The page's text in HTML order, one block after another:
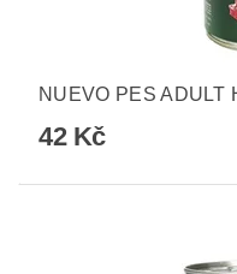
NUEVO PES ADULT
42 Kč